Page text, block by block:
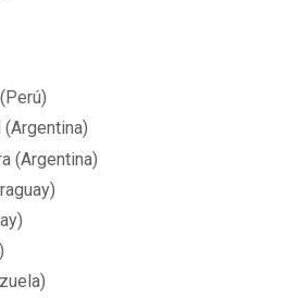
(Argentina)
(Argentina)